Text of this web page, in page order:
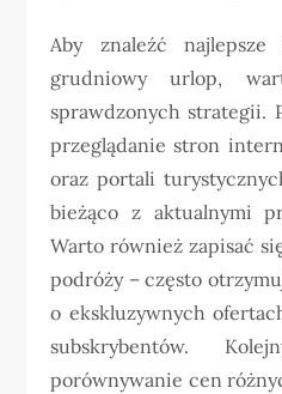
Aby znaleźć
grudniowy urlop,
sprawdzonych strategii.
przeglądanie stron
oraz portali
bieżąco z aktualnymi
Warto również zapisać
podróży – często
o ekskluzywnych
subskrybentów.
porównywanie cen